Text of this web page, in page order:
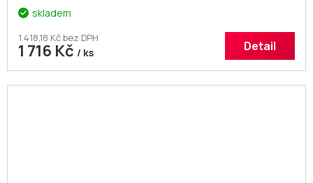
skladem
1 418,18 Kč bez DPH
1 716 Kč / ks Detail